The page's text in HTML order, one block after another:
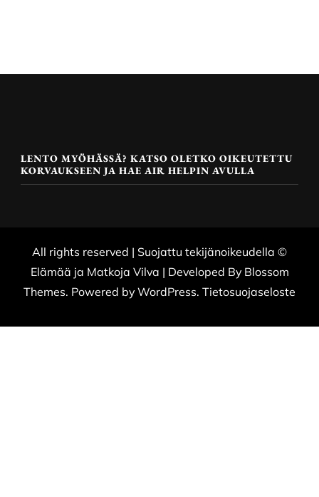
LENTO MYÖHÄSSÄ? KATSO OLETKO OIKEUTETTU
KORVAUKSEEN JA HAE AIR HELPIN AVULLA
All rights reserved | Suojattu tekijänoikeudella ©
Elämää ja Matkoja Vilva | Developed By Blossom
Themes. Powered byWordPress. Tietosuojaseloste